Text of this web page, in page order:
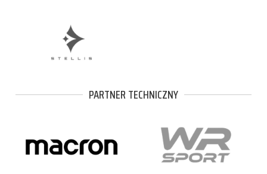
PARTNER TECHNICZNY